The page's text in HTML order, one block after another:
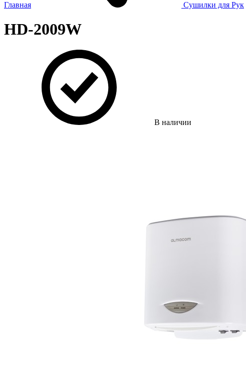
Главная Сушилки для Рук
HD-2009W
В наличии